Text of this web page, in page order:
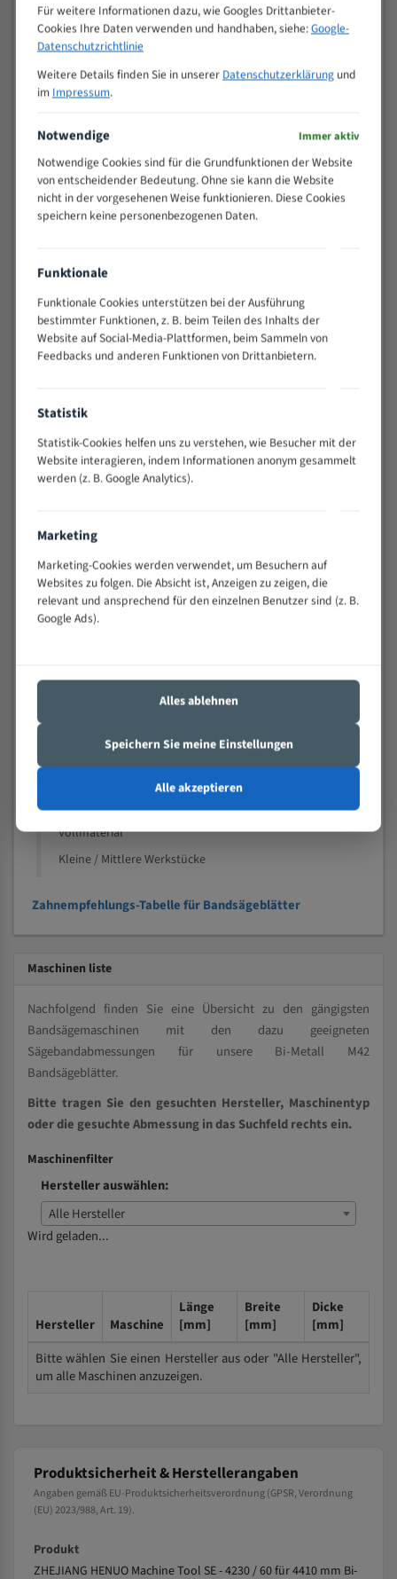
M (mm)
Zoll (ZpZ))
>
25
10/14
15 - 40
8/12
25 - 50
80 - 180
3/4
130 -
350
2/3
200 -
> 500
0,75/1,25
Vorteile:
Widerstandsfähig gegen Zahnbruch auch bei
schwierigen Werkstücken (Materialmischung,
wechselnde Verbindungslängen)
Sehr geringe Vibration
Technische Beschreibung:
Positiver Spanwinkel
Bandkörper aus hochlegiertem Federstahl
Nichteisenmetalle
Speziell entwickelt für Profile / Rohre
Kleine und mittlere Profile / Kleine Durchmesser
Vollmaterial
Kleine / Mittlere Werkstücke
Zahnempfehlungs-Tabelle für Bandsägeblätter
Maschinen liste
Nachfolgend finden Sie eine Übersicht zu den gängigsten
Bandsägemaschinen mit den dazu geeigneten
Sägebandabmessungen für unsere Bi-Metall M42
Bandsägeblätter.
Bitte tragen Sie den gesuchten Hersteller, Maschinentyp
oder die gesuchte Abmessung in das Suchfeld rechts ein.
Maschinenfilter
Hersteller auswählen:
Alle Hersteller
Wird geladen...
Hersteller Maschine
Länge
[mm]
Breite
[mm]
Dicke
[mm]
Bitte wählen Sie einen Hersteller aus oder "Alle Hersteller",
um alle Maschinen anzuzeigen.
Produktsicherheit & Herstellerangaben
Angaben gemäß EU-Produktsicherheitsverordnung (GPSR, Verordnung
(EU) 2023/988, Art. 19).
Produkt
ZHEJIANG HENUO Machine Tool SE - 4230 / 60 für 4410 mm Bi-
Für weitere Informationen dazu, wie Googles Drittanbieter-
Cookies Ihre Daten verwenden und handhaben, siehe:Google-
Datenschutzrichtlinie
Weitere Details finden Sie in unserer Datenschutzerklärungund
im Impressum.
Notwendige Immer aktiv
Notwendige Cookies sind für die Grundfunktionen der Website
von entscheidender Bedeutung. Ohne sie kann die Website
nicht in der vorgesehenen Weise funktionieren. Diese Cookies
speichern keine personenbezogenen Daten.
Funktionale
Funktionale Cookies unterstützen bei der Ausführung
bestimmter Funktionen, z. B. beim Teilen des Inhalts der
Website auf Social-Media-Plattformen, beim Sammeln von
Feedbacks und anderen Funktionen von Drittanbietern.
Statistik
Statistik-Cookies helfen uns zu verstehen, wie Besucher mit der
Website interagieren, indem Informationen anonym gesammelt
werden (z. B. Google Analytics).
Marketing
Marketing-Cookies werden verwendet, um Besuchern auf
Websites zu folgen. Die Absicht ist, Anzeigen zu zeigen, die
relevant und ansprechend für den einzelnen Benutzer sind (z. B.
Google Ads).
Alles ablehnen
Speichern Sie meine Einstellungen
Alle akzeptieren